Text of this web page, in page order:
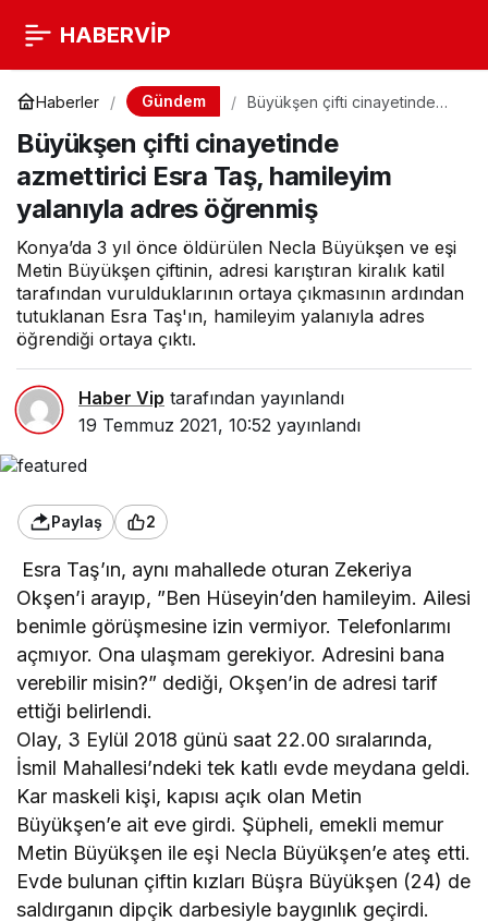
HABERVİP
Haberler Gündem
Büyükşen çifti cinayetinde
hamileyim yalanıyla adres
öğrenmiş
Büyükşen çifti cinayetinde
azmettirici Esra Taş, hamileyim
yalanıyla adres öğrenmiş
Konya’da 3 yıl önce öldürülen Necla Büyükşen ve eşi
Metin Büyükşen çiftinin, adresi karıştıran kiralık katil
tarafından vurulduklarının ortaya çıkmasının ardından
tutuklanan Esra Taş'ın, hamileyim yalanıyla adres
öğrendiği ortaya çıktı.
Haber Vip tarafından yayınlandı
19 Temmuz 2021, 10:52 yayınlandı
Paylaş 2
Esra Taş’ın, aynı mahallede oturan Zekeriya
Okşen’i arayıp, ”Ben Hüseyin’den hamileyim. Ailesi
benimle görüşmesine izin vermiyor. Telefonlarımı
açmıyor. Ona ulaşmam gerekiyor. Adresini bana
verebilir misin?” dediği, Okşen’in de adresi tarif
ettiği belirlendi.
Olay, 3 Eylül 2018 günü saat 22.00 sıralarında,
İsmil Mahallesi’ndeki tek katlı evde meydana geldi.
Kar maskeli kişi, kapısı açık olan Metin
Büyükşen’e ait eve girdi. Şüpheli, emekli memur
Metin Büyükşen ile eşi Necla Büyükşen’e ateş etti.
Evde bulunan çiftin kızları Büşra Büyükşen (24) de
saldırganın dipçik darbesiyle baygınlık geçirdi.